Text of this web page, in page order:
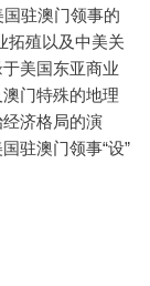
驻澳门领事的
拓殖以及中美关
美国东亚商业
门特殊的地理
济格局的演
驻澳门领事“设”